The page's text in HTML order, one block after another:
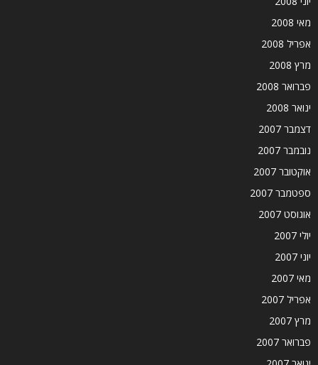
מאי 2008
אפריל 2008
מרץ 2008
פברואר 2008
ינואר 2008
דצמבר 2007
נובמבר 2007
אוקטובר 2007
ספטמבר 2007
אוגוסט 2007
יולי 2007
יוני 2007
מאי 2007
אפריל 2007
מרץ 2007
פברואר 2007